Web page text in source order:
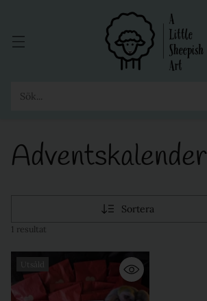
Sök...
Adventskalender
Sortera
1 resultat
Utsåld